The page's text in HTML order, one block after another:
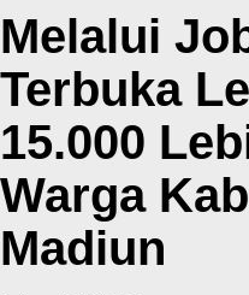
Melalui
Terbuka
15.000
Warga
Madiun